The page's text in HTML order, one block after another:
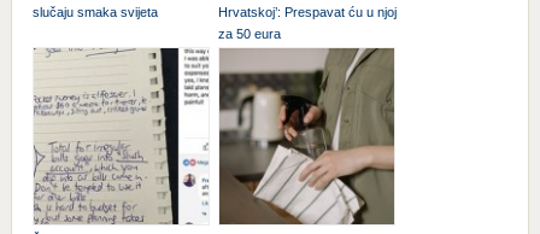
slučaju smaka svijeta
Hrvatskoj’: Prespavat ću u njoj
za 50 eura